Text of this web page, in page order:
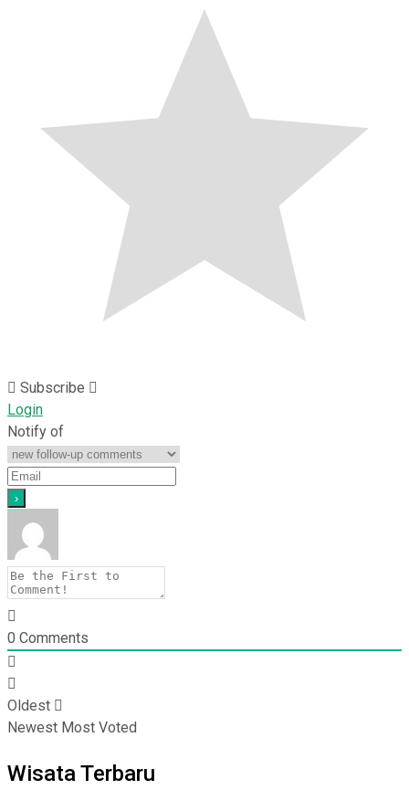
Subscribe
Login
Notify of
0 Comments
Oldest
Newest Most Voted
Wisata Terbaru